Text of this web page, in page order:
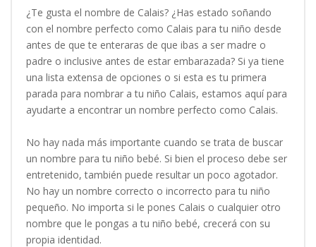
¿Te gusta el nombre de Calais? ¿Has estado soñando
con el nombre perfecto como Calais para tu niño desde
antes de que te enteraras de que ibas a ser madre o
padre o inclusive antes de estar embarazada? Si ya tiene
una lista extensa de opciones o si esta es tu primera
parada para nombrar a tu niño Calais, estamos aquí para
ayudarte a encontrar un nombre perfecto como Calais.
No hay nada más importante cuando se trata de buscar
un nombre para tu niño bebé. Si bien el proceso debe ser
entretenido, también puede resultar un poco agotador.
No hay un nombre correcto o incorrecto para tu niño
pequeño. No importa si le pones Calais o cualquier otro
nombre que le pongas a tu niño bebé, crecerá con su
propia identidad.